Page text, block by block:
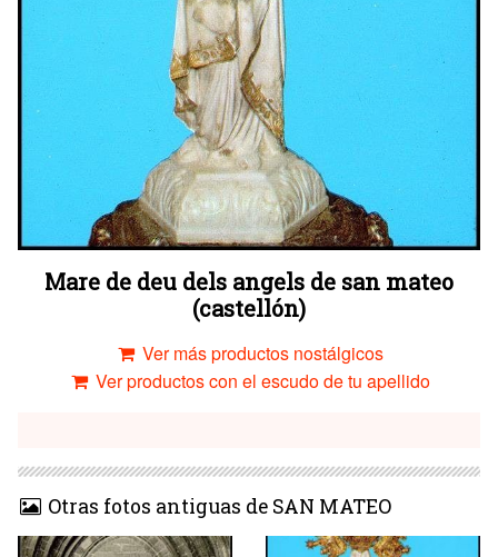
Mare de deu dels angels de san mateo
(castellón)
Ver más productos nostálgicos
Ver productos con el escudo de tu apellido
Otras fotos antiguas de SAN MATEO